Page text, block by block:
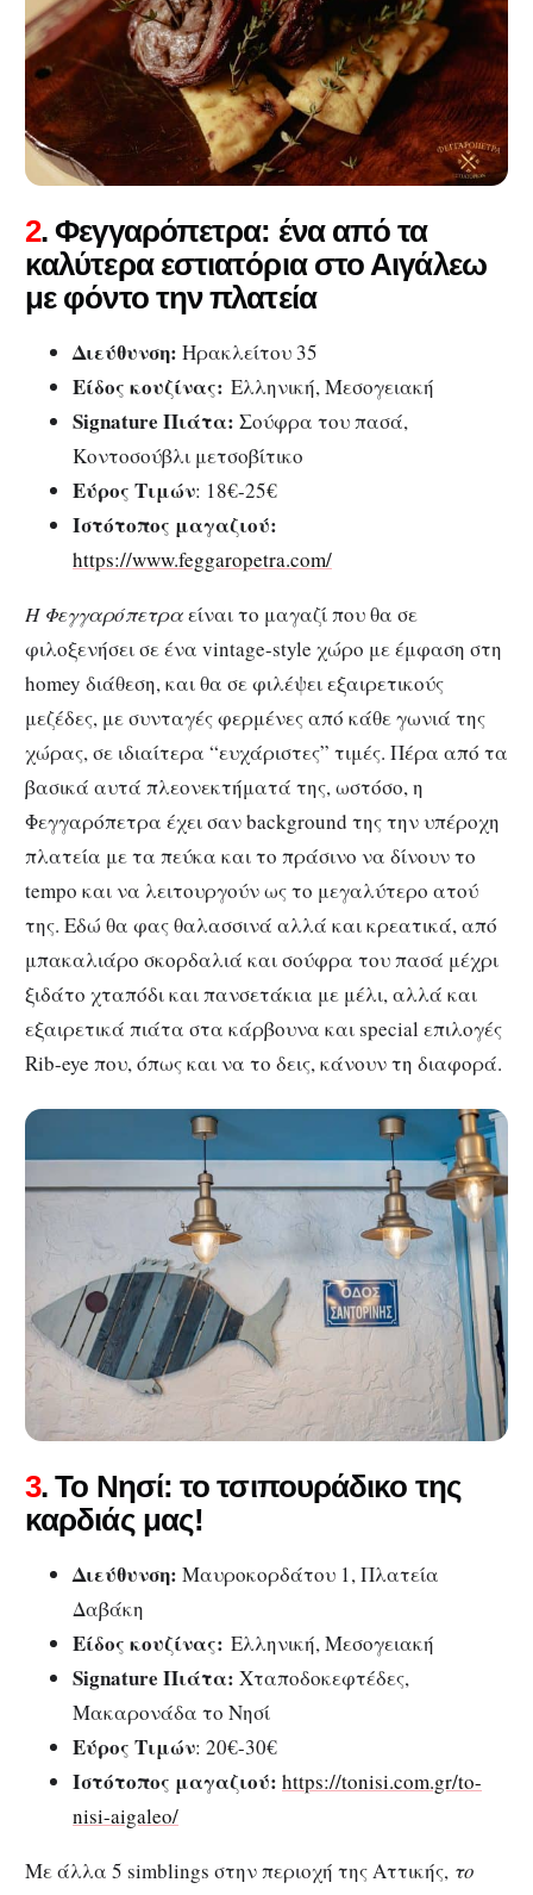
2. Φεγγαρόπετρα: ένα από τα
καλύτερα εστιατόρια στο Αιγάλεω
με φόντο την πλατεία
Διεύθυνση: Ηρακλείτου 35
Είδος κουζίνας: Ελληνική, Μεσογειακή
Signature Πιάτα: Σούφρα του πασά,
Κοντοσούβλι μετσοβίτικο
Εύρος Τιμών: 18€-25€
Ιστότοπος μαγαζιού:
https://www.feggaropetra.com/
Η Φεγγαρόπετραείναι το μαγαζί που θα σε
φιλοξενήσει σε ένα vintage-style χώρο με έμφαση στη
homey διάθεση, και θα σε φιλέψει εξαιρετικούς
μεζέδες, με συνταγές φερμένες από κάθε γωνιά της
χώρας, σε ιδιαίτερα “ευχάριστες” τιμές. Πέρα από τα
βασικά αυτά πλεονεκτήματά της, ωστόσο, η
Φεγγαρόπετρα έχει σαν background της την υπέροχη
πλατεία με τα πεύκα και το πράσινο να δίνουν το
tempo και να λειτουργούν ως το μεγαλύτερο ατού
της. Εδώ θα φας θαλασσινά αλλά και κρεατικά, από
μπακαλιάρο σκορδαλιά και σούφρα του πασά μέχρι
ξιδάτο χταπόδι και πανσετάκια με μέλι, αλλά και
εξαιρετικά πιάτα στα κάρβουνα και special επιλογές
Rib-eye που, όπως και να το δεις, κάνουν τη διαφορά.
3. Το Νησί: το τσιπουράδικο της
καρδιάς μας!
Διεύθυνση: Μαυροκορδάτου 1, Πλατεία
Δαβάκη
Είδος κουζίνας: Ελληνική, Μεσογειακή
Signature Πιάτα: Χταποδοκεφτέδες,
Μακαρονάδα το Νησί
Εύρος Τιμών: 20€-30€
Ιστότοπος μαγαζιού: https://tonisi.com.gr/to-
nisi-aigaleo/
Με άλλα 5 simblings στην περιοχή της Αττικής, το